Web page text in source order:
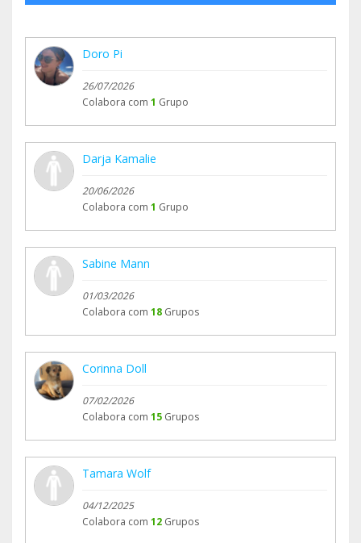
Doro Pi
26/07/2026
Colabora com 1 Grupo
Darja Kamalie
20/06/2026
Colabora com 1 Grupo
Sabine Mann
01/03/2026
Colabora com 18 Grupos
Corinna Doll
07/02/2026
Colabora com 15 Grupos
Tamara Wolf
04/12/2025
Colabora com 12 Grupos